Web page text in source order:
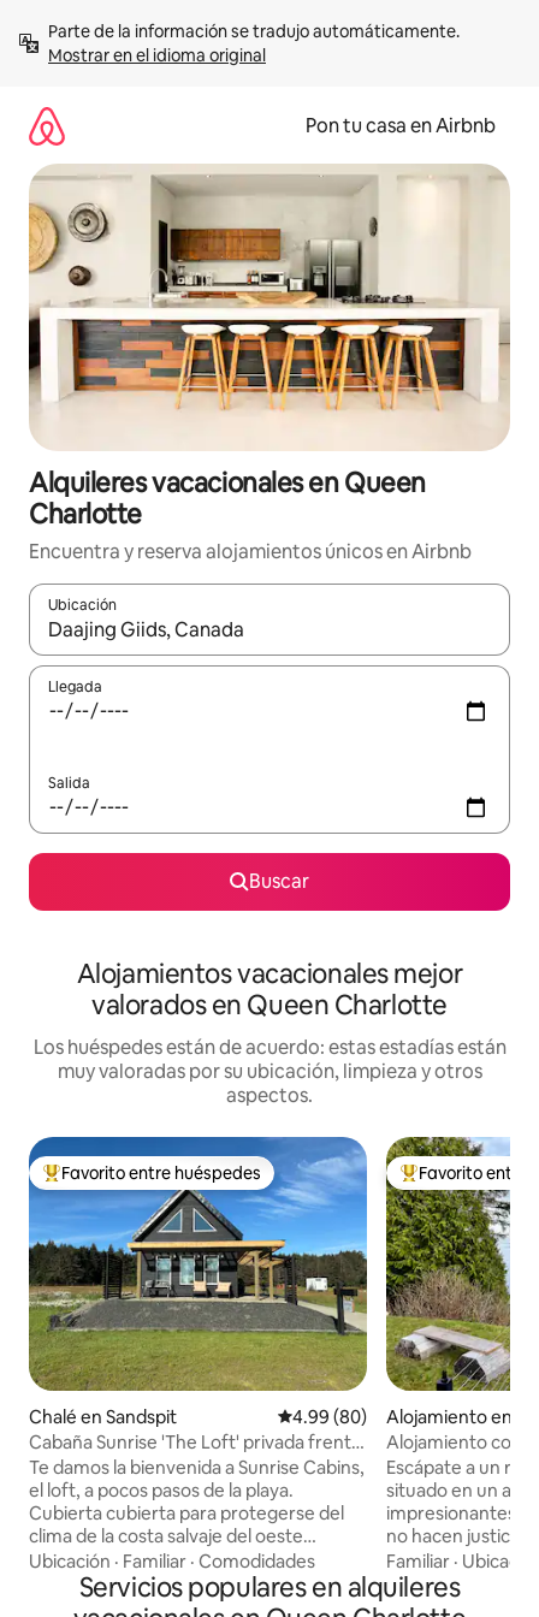
contenidoMostrar en el idioma original
Pon tu casa en Airbnb
Alquileres vacacionales en Queen
Charlotte
Encuentra y reserva alojamientos únicos en Airbnb
Ubicación
Cuando los resultados estén disponibles, navega con las
Llegada
Salida
Buscar
Alojamientos vacacionales mejor
valorados en Queen Charlotte
Los huéspedes están de acuerdo: estas estadías están
muy valoradas por su ubicación, limpieza y otros
aspectos.
Favorito entre huéspedes preferido
Favorito entre huéspedes
Chalé en Sandspit Calificación promedio: 4.99 de
4.99 (80)
Cabaña Sunrise 'The Loft' privada frente
a la playa
Te damos la bienvenida a Sunrise Cabins,
el loft, a pocos pasos de la playa.
Cubierta cubierta para protegerse del
clima de la costa salvaje del oeste
durante la temporada de observación de
tormentas de septiembre a primavera.
Trae tu caña y el salmón de pescado en
Ubicación · Familiar · Comodidades
Favorito entre
Favorito entre
Alojamiento en
Alojamiento con
Escápate a un
situado en un
impresionantes
no hacen justicia
Haida y operada
casa cuenta con
al aire libre,
Familiar ·
Servicios populares en alquileres